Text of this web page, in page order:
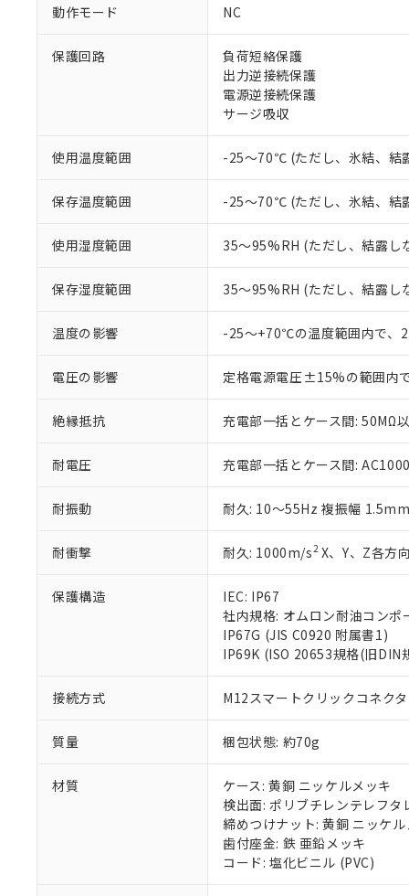
動作モード NC
保護回路
負荷短絡保護
出力逆接続保護
電源逆接続保護
サージ吸収
使用温度範囲 -25～70℃ (ただし、氷結、結
保存温度範囲 -25～70℃ (ただし、氷結、結
使用湿度範囲 35～95%RH (ただし、結露し
保存湿度範囲 35～95%RH (ただし、結露し
温度の影響 -25～+70℃の温度範囲内で
電圧の影響 定格電源電圧±15%の範囲内
絶縁抵抗 充電部一括とケース間: 50MΩ
耐電圧 充電部一括とケース間:
耐振動 耐久: 10～55Hz 複振幅
耐衝撃 耐久: 1000m/s2X、Y、Z各方
保護構造
IEC: IP67
社内規格: オムロン耐油コンポ
IP67G (JIS C0920 附属書1)
IP69K (ISO 20653規格(旧DIN
接続方式 M12スマートクリックコネク
質量 梱包状態: 約70g
材質
ケース: 黄銅 ニッケルメッキ
検出面: ポリブチレンテレフタ
締めつけナット: 黄銅 ニッケル
歯付座金: 鉄 亜鉛メッキ
コード: 塩化ビニル (PVC)
ご利用条件
以下の条件をお読
くものです。
当社制御機
のであり、
い。
当社販売員に
オムロン制
在庫状況お
す。
マイパーツ
が、当社の
さい。
※当社の共同
いる法人を
非該当品：ライセ
仕入先様の事情に
があります。
フタル酸ビス(2-エチル
但し、RoHS指令で産
フタル酸エステル類の
※2 対応予定月
部品在庫の切り替
※3 非含有証明
EU RoHS指令（
51物質の非含有証
※本証明書は発行
また、RoHS指令
混在することか
既に当社にて対
り割愛しておりま
※1 中国
「○」：最大均質
*中国RoHS10物質の基
Pb(鉛) :1000ppm、
Cr(Ⅵ)(六価クロム) :
DBP(フタル酸ジブチル
DEHP(フタル酸ビス(2-
「ｅ」：有害物質
「10」：通常の使
味します。
「－」：未確認で
う）を輸出
などの必要
当社は規制
ます。
当社は貴社
当社は、貴
また当社は
たしません。
号
○ 一定数
△ 一定数
－
在庫な
機器販
空
白
受注生